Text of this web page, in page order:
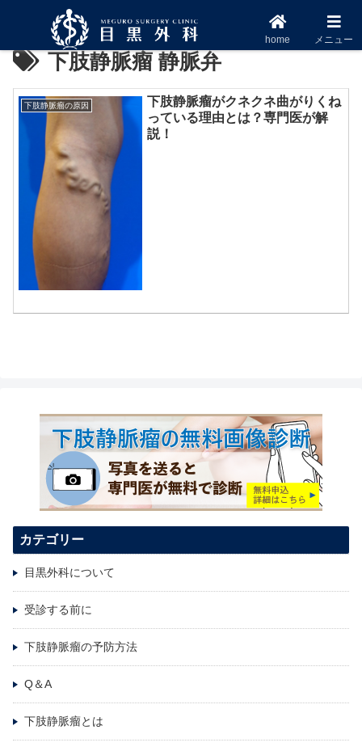
下肢静脈瘤 静脈弁
下肢静脈瘤の原因
下肢静脈瘤がクネクネ曲がりくね
っている理由とは？専門医が解
説！
カテゴリー
目黒外科について
受診する前に
下肢静脈瘤の予防方法
Q＆A
下肢静脈瘤とは
home メニュー